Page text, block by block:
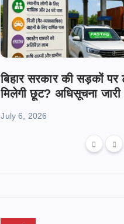
बिहार सरकार की सड़कों
मिलेगी छूट? अधिसूचना जारी
July 6, 2026